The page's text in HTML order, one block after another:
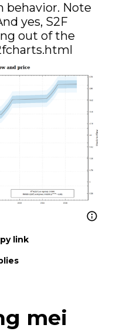
behavior. Note
yes, S2F
out of the
link
mei